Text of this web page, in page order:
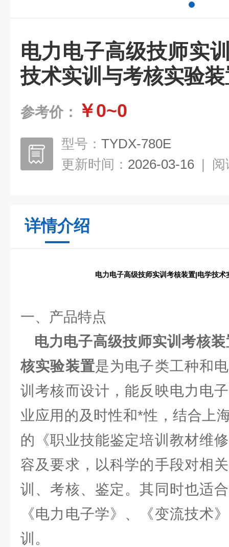
电力电子高级技师实
技术实训与考核实验
参考价： ￥0~0
型号： TYDX-780E
更新时间： 2026-03-16 | 阅
详情介绍
电力电子高级技师实训考核装置|电学技术
一、产品特点
电力电子高级技师实训考核
核实验装置是为电子类工种和
训考核而设计，能反映电力电
业应用的及时性和*性，结合上
的《职业技能鉴定培训教材维
容及要求，以科学的手段对相
训、考核、鉴定。其同时也适
《电力电子学》、《变流技术
训。